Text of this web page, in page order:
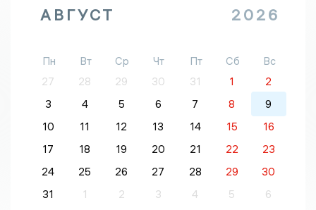
АВГУСТ 2026
Пн Вт Ср Чт Пт Сб
Вс
27
28 29 30 31 1
2
3
4 5 6 7 8
9
10
11 12 13 14 15
16
17
18 19 20 21 22
23
24
25 26 27 28 29
30
31
1 2 3 4 5 6